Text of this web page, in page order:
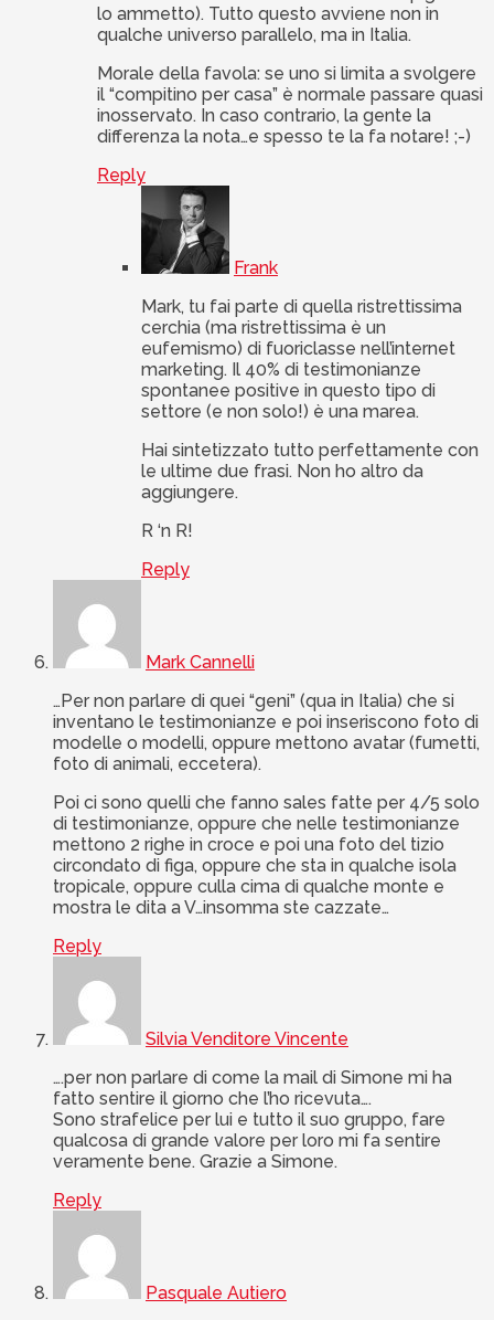
lo ammetto). Tutto questo avviene non in
qualche universo parallelo, ma in Italia.
Morale della favola: se uno si limita a svolgere
il “compitino per casa” è normale passare quasi
inosservato. In caso contrario, la gente la
differenza la nota…e spesso te la fa notare! ;-)
Reply
Frank
Mark, tu fai parte di quella ristrettissima
cerchia (ma ristrettissima è un
eufemismo) di fuoriclasse nell’internet
marketing. Il 40% di testimonianze
spontanee positive in questo tipo di
settore (e non solo!) è una marea.
Hai sintetizzato tutto perfettamente con
le ultime due frasi. Non ho altro da
aggiungere.
R ‘n R!
Reply
Mark Cannelli
…Per non parlare di quei “geni” (qua in Italia) che si
inventano le testimonianze e poi inseriscono foto di
modelle o modelli, oppure mettono avatar (fumetti,
foto di animali, eccetera).
Poi ci sono quelli che fanno sales fatte per 4/5 solo
di testimonianze, oppure che nelle testimonianze
mettono 2 righe in croce e poi una foto del tizio
circondato di figa, oppure che sta in qualche isola
tropicale, oppure culla cima di qualche monte e
mostra le dita a V…insomma ste cazzate…
Reply
Silvia Venditore Vincente
….per non parlare di come la mail di Simone mi ha
fatto sentire il giorno che l’ho ricevuta….
Sono strafelice per lui e tutto il suo gruppo, fare
qualcosa di grande valore per loro mi fa sentire
veramente bene. Grazie a Simone.
Reply
Pasquale Autiero